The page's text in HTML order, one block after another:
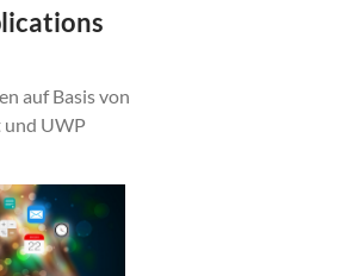
auf Basis von
und UWP